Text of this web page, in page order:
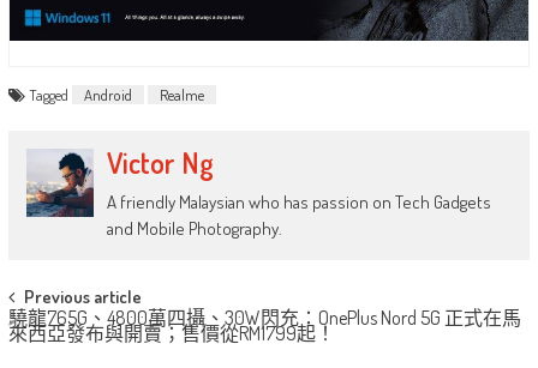
Tagged Android Realme
Victor Ng
A friendly Malaysian who has passion on Tech Gadgets
and Mobile Photography.
Post
navigation
Previous article
驍龍765G、4800萬四攝、30W閃充：OnePlus Nord 5G 正式在馬
來西亞發布與開賣；售價從RM1799起！